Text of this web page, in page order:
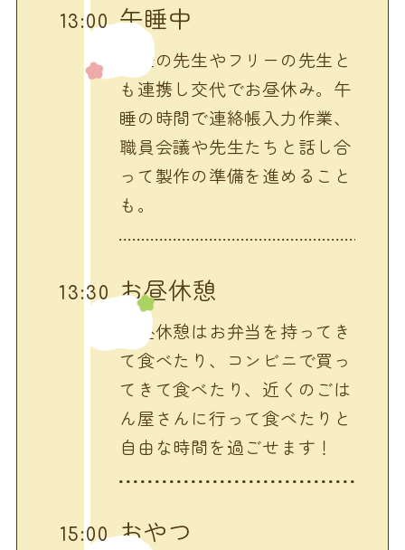
13:00 午睡中
担任の先生やフリーの先生と
も連携し交代でお昼休み。午
睡の時間で連絡帳入力作業、
職員会議や先生たちと話し合
って製作の準備を進めること
も。
13:30 お昼休憩
お昼休憩はお弁当を持ってき
て食べたり、コンビニで買っ
てきて食べたり、近くのごは
ん屋さんに行って食べたりと
自由な時間を過ごせます！
15:00 おやつ